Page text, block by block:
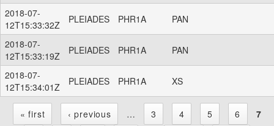
2018-07-
12T15:33:32Z
PLEIADES PHR1A PAN
2018-07-
12T15:33:19Z
PLEIADES PHR1A PAN
2018-07-
12T15:34:01Z
PLEIADES PHR1A XS
« first ‹ previous … 3 4 5 6
7